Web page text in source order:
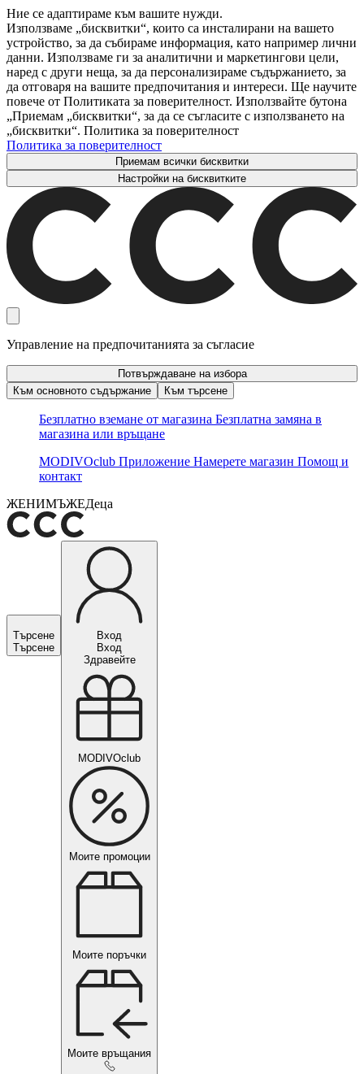
Ние се адаптираме към вашите нужди.
Използваме „бисквитки“, които са инсталирани на вашето
устройство, за да събираме информация, като например лични
данни. Използваме ги за аналитични и маркетингови цели,
наред с други неща, за да персонализираме съдържанието, за
да отговаря на вашите предпочитания и интереси. Ще научите
повече от Политиката за поверителност. Използвайте бутона
„Приемам „бисквитки“, за да се съгласите с използването на
„бисквитки“. Политика за поверителност
Политика за поверителност
Приемам всички бисквитки
Настройки на бисквитките
Управление на предпочитанията за съгласие
Потвърждаване на избора
Към основното съдържание
Към търсене
Безплатно вземане от магазина Безплатна замяна в
магазина или връщане
MODIVOclub Приложение Намерете магазин Помощ и
контакт
ЖЕНИМЪЖЕДеца
Търсене
Търсене
Вход
Вход
Здравейте
MODIVOclub
Моите промоции
Моите поръчки
Моите връщания